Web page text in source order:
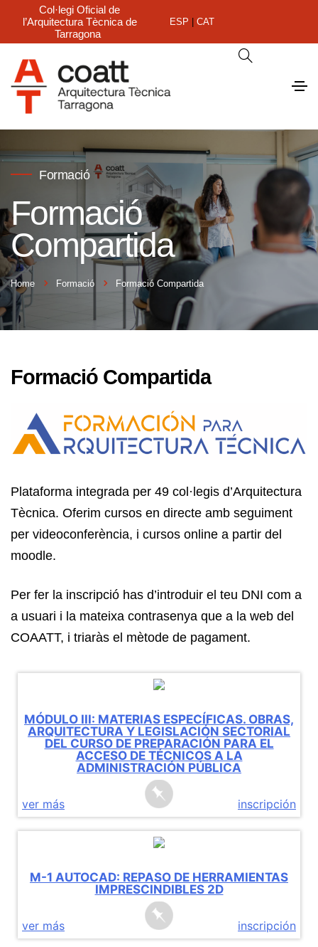
Col·legi Oficial de
l’Arquitectura Tècnica de
Tarragona
ESP CAT
Formació
Formació
Compartida
Home Formació Formació Compartida
Formació Compartida
Plataforma integrada per 49 col·legis d’Arquitectura
Tècnica. Oferim cursos en directe amb seguiment
per videoconferència, i cursos online a partir del
moodle.
Per fer la inscripció has d’introduir el teu DNI com a
a usuari i la mateixa contrasenya que a la web del
COAATT, i triaràs el mètode de pagament.